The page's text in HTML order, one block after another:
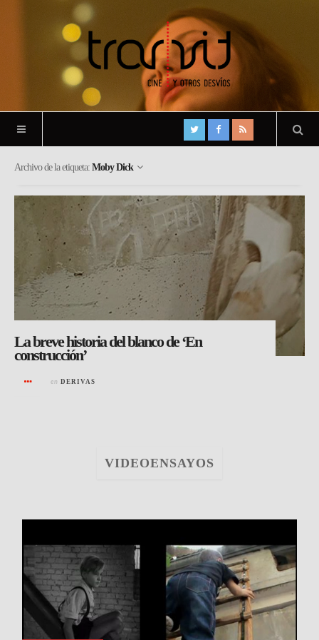
Archivo de la etiqueta: Moby Dick
La breve historia del blanco de ‘En
construcción’
en DERIVAS
VIDEOENSAYOS